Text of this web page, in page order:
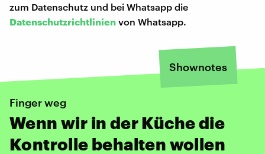
zum Datenschutz und bei Whatsapp die
Datenschutzrichtlinien von Whatsapp.
Shownotes
Finger weg
Wenn wir in der Küche die
Kontrolle behalten wollen